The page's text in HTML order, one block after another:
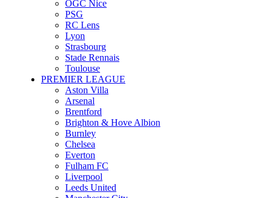
OGC Nice
PSG
RC Lens
Lyon
Strasbourg
Stade Rennais
Toulouse
PREMIER LEAGUE
Aston Villa
Arsenal
Brentford
Brighton & Hove Albion
Burnley
Chelsea
Everton
Fulham FC
Liverpool
Leeds United